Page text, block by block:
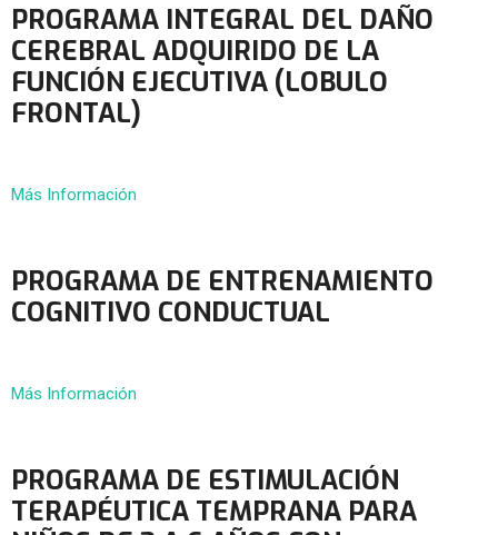
PROGRAMA INTEGRAL DEL DAÑO
CEREBRAL ADQUIRIDO DE LA
FUNCIÓN EJECUTIVA (LOBULO
FRONTAL)
Más Información
PROGRAMA DE ENTRENAMIENTO
COGNITIVO CONDUCTUAL
Más Información
PROGRAMA DE ESTIMULACIÓN
TERAPÉUTICA TEMPRANA PARA